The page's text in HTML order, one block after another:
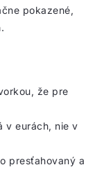
pokazené,
že pre
v eurách, nie v
presťahovaný a